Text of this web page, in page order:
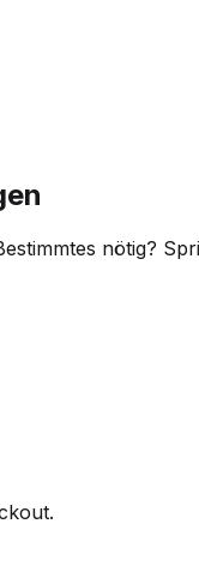
nötig?